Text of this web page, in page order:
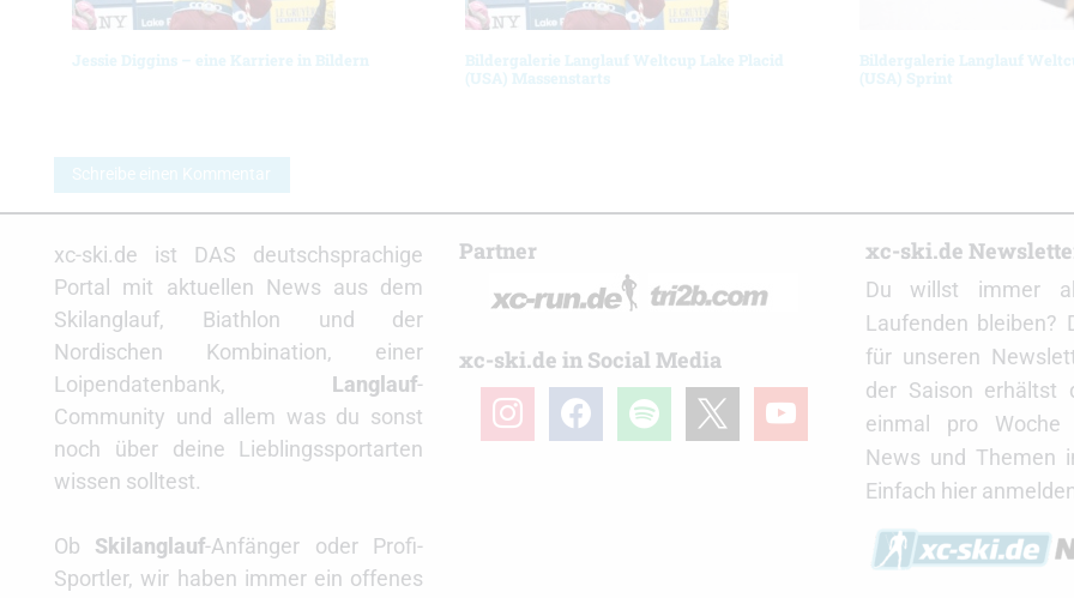
Jessie Diggins – eine Karriere in Bildern
Bildergalerie Langlauf Weltcup Lake Placid
(USA) Massenstarts
Bildergalerie Langlauf
(USA) Sprint
Schreibe einen Kommentar
xc-ski.de ist DAS deutschsprachige
Portal mit aktuellen News aus dem
Skilanglauf, Biathlon und der
Nordischen Kombination, einer
Loipendatenbank, Langlauf-
Community und allem was du sonst
noch über deine Lieblingssportarten
wissen solltest.
Ob Skilanglauf-Anfänger oder Profi-
Sportler, wir haben immer ein offenes
Partner
xc-ski.de in Social Media
instagramfacebookspotify youtube
xc-ski.de
Du willst immer
Laufenden bleiben?
für unseren
der Saison erhältst
einmal pro Woche
News und Themen
Einfach hier